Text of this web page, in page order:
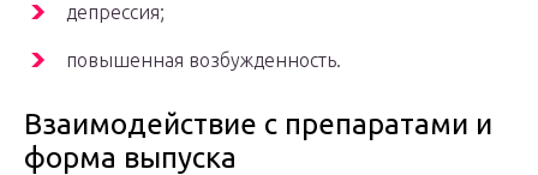
депрессия;
повышенная возбужденность.
Взаимодействие с препаратами и
форма выпуска